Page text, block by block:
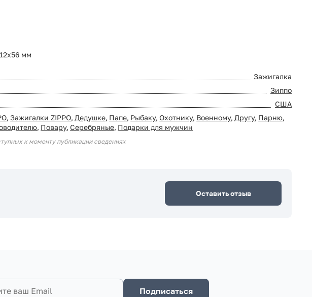
мм
Зажигалка
Зиппо
США
, Зажигалки ZIPPO, Дедушке, Папе, Рыбаку, Охотнику, Военному, Другу, Парню,
, Повару, Серебряные, Подарки для мужчин
к моменту публикации сведениях
Оставить отзыв
Подписаться